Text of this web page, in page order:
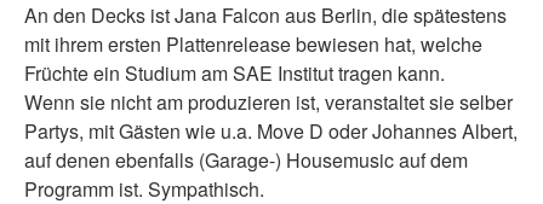
An den Decks ist Jana Falcon aus Berlin, die spätestens
mit ihrem ersten Plattenrelease bewiesen hat, welche
Früchte ein Studium am SAE Institut tragen kann.
Wenn sie nicht am produzieren ist, veranstaltet sie selber
Partys, mit Gästen wie u.a. Move D oder Johannes Albert,
auf denen ebenfalls (Garage-) Housemusic auf dem
Programm ist. Sympathisch.